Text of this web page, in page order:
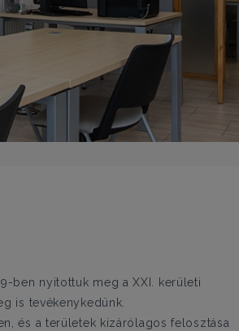
ben nyitottuk meg a XXI. kerületi
is tevékenykedünk.
és a területek kizárólagos felosztása